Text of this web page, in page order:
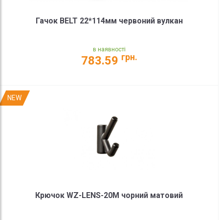
Гачок BELT 22*114мм червоний вулкан
в наявності
783.59 грн.
NEW
Крючок WZ-LENS-20M чорний матовий